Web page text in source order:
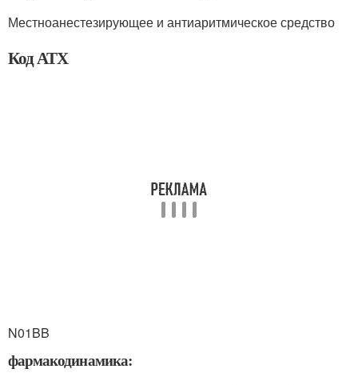
Местноанестезирующее и антиаритмическое средство
Код АТХ
N01BB
фармакодинамика: